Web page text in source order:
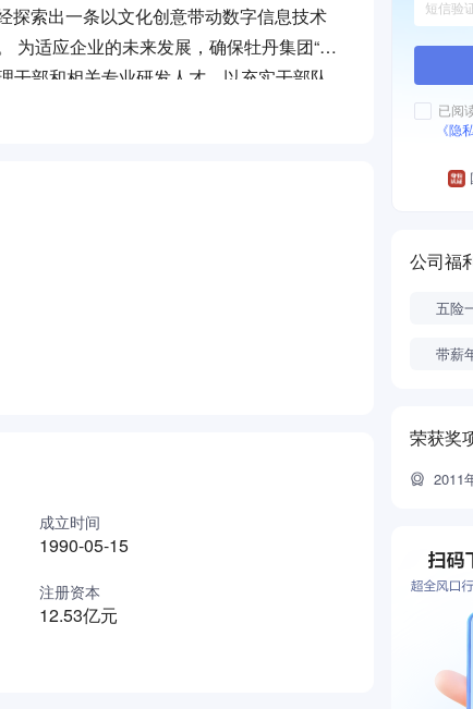
探索出一条以文化创意带动数字信息技术
为适应企业的未来发展，确保牡丹集团“十
干部和相关专业研发人才，以充实干部队
武汉大学计算机学院联合开发新一代大
成立时间
1990-05-15
注册资本
12.53亿元
已阅
《隐
公司福
五险
带薪
荣获奖
2011